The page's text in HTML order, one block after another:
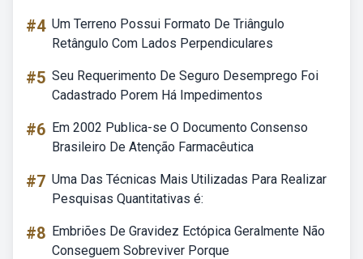
#4 Um Terreno Possui Formato De Triângulo
Retângulo Com Lados Perpendiculares
#5 Seu Requerimento De Seguro Desemprego Foi
Cadastrado Porem Há Impedimentos
#6 Em 2002 Publica-se O Documento Consenso
Brasileiro De Atenção Farmacêutica
#7 Uma Das Técnicas Mais Utilizadas Para Realizar
Pesquisas Quantitativas é:
#8 Embriões De Gravidez Ectópica Geralmente Não
Conseguem Sobreviver Porque